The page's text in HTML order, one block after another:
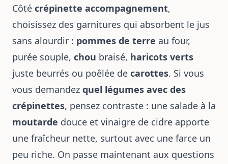
Côté crépinette accompagnement,
choisissez des garnitures qui absorbent le jus
sans alourdir : pommes de terre au four,
purée souple, chou braisé, haricots verts
juste beurrés ou poêlée de carottes. Si vous
vous demandez quel légumes avec des
crépinettes, pensez contraste : une salade à la
moutarde douce et vinaigre de cidre apporte
une fraîcheur nette, surtout avec une farce un
peu riche. On passe maintenant aux questions